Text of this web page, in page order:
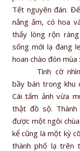
Tết nguyên đán.
nắng ấm, có hoa
thấy lòng rộn
sống mới lạ đang
hoan chào đón
Tình cờ
bầy bán trong khu
Cái tấm ảnh vừa
thật đồ sộ.
được một ngôi
kể cũng là một kỳ
thành phố lạ trên